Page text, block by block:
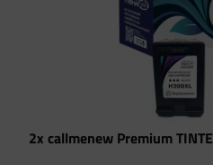
2x callmenew Premium